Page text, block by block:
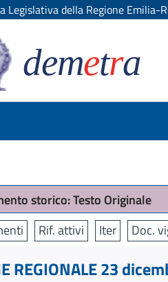
Legislativa della Regione Emilia-
demetra
storico: Testo Originale
Rif. attivi Iter Doc.
REGIONALE 23